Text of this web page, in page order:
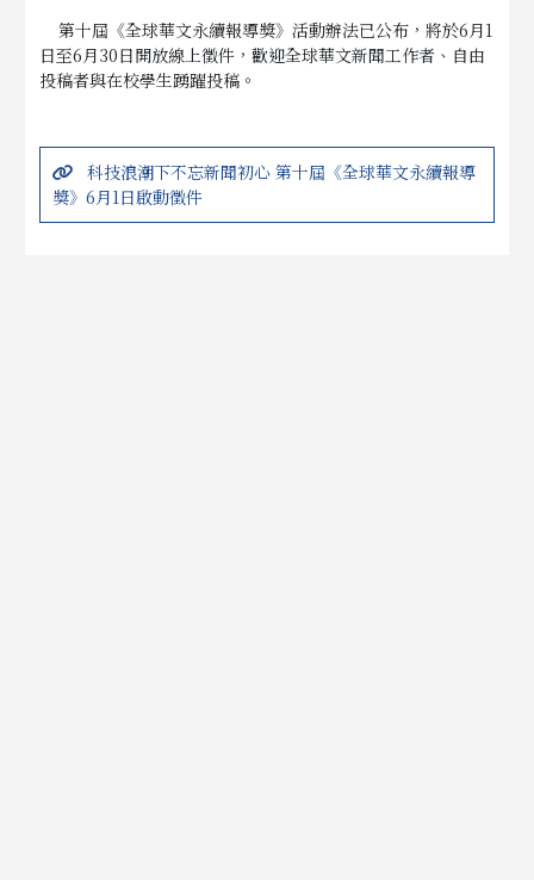
第十屆《全球華文永續報導獎》活動辦法已公布，將於6月1
日至6月30日開放線上徵件，歡迎全球華文新聞工作者、自由
投稿者與在校學生踴躍投稿。
科技浪潮下不忘新聞初心 第十屆《全球華文永續報導
獎》6月1日啟動徵件